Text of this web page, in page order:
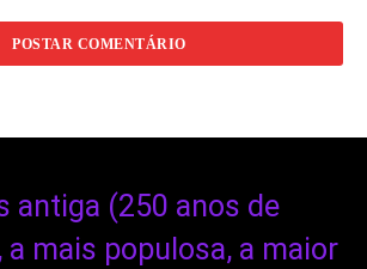
antiga (250 anos de
mais populosa, a maior